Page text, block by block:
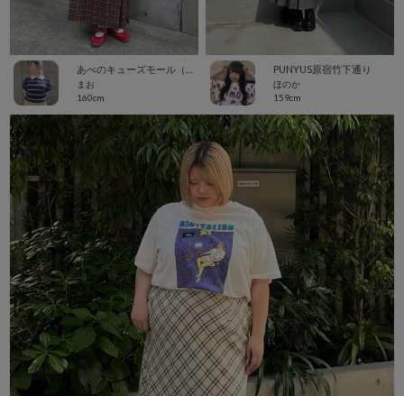
まお
160cm
PUNYUS原宿竹下通り
ほのか
159cm